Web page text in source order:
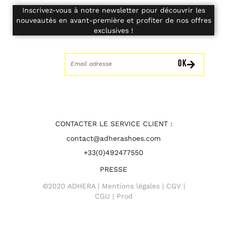
Inscrivez-vous à notre newsletter pour découvrir les
nouveautés en avant-première et profiter de nos offres
exclusives !
OK
©2020 ADHERA | Mentions légales| CGV|
CGU | Prod
CONTACTER LE SERVICE CLIENT :
contact@adherashoes.com
+33(0)492477550
PRESSE